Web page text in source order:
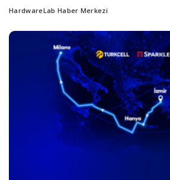
Posted
HardwareLab Haber Merkezi